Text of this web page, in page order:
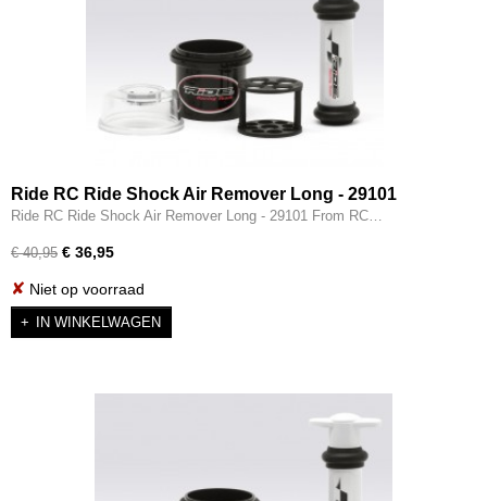
Ride RC Ride Shock Air Remover Long - 29101
Ride RC Ride Shock Air Remover Long - 29101 From RC…
€ 40,95 € 36,95
✘ Niet op voorraad
IN WINKELWAGEN